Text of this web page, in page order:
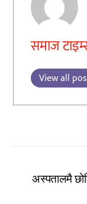
समाज
View all
अस्पतालमै